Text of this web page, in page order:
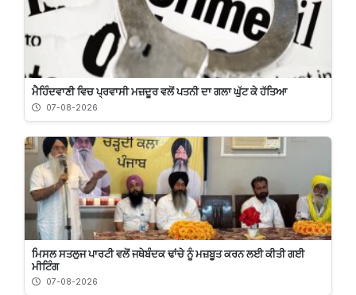
ਮੈਹਿੰਦਵਾਣੀ ਵਿਚ ਪ੍ਰਵਾਸੀ ਮਜ਼ਦੂਰ ਵਲੋਂ ਪਤਨੀ ਦਾ ਗਲਾ ਘੁੱਟ ਕੇ ਹੱਤਿਆ
07-08-2026
ਮਿਸਲ ਸਤਲੁਜ ਪਾਰਟੀ ਵਲੋਂ ਜਥੇਬੰਦਕ ਢਾਂਚੇ ਨੂੰ ਮਜ਼ਬੂਤ ਕਰਨ ਲਈ ਕੀਤੀ ਗਈ
ਮੀਟਿੰਗ
07-08-2026